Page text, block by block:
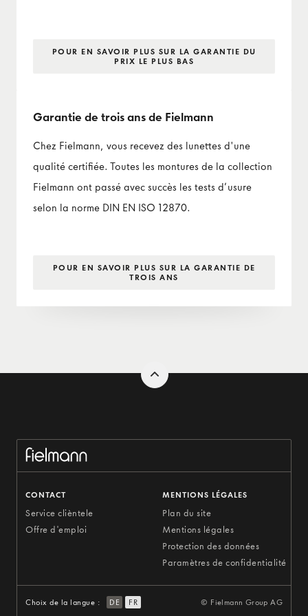
POUR EN SAVOIR PLUS SUR LA GARANTIE DU
PRIX LE PLUS BAS
Garantie de trois ans de Fielmann
Chez Fielmann, vous recevez des lunettes d'une
qualité certifiée. Toutes les montures de la collection
Fielmann ont passé avec succès les tests d’usure
selon la norme DIN EN ISO 12870.
POUR EN SAVOIR PLUS SUR LA GARANTIE DE
TROIS ANS
CONTACT
Service clièntele
Offre d'emploi
MENTIONS LÉGALES
Plan du site
Mentions légales
Protection des données
Paramètres de confidentialité
Choix de la langue : DE FR © Fielmann Group AG